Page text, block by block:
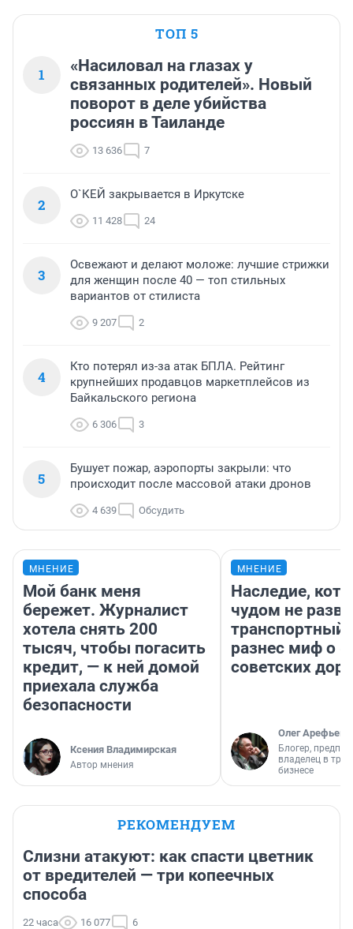
ТОП 5
1
«Насиловал на глазах у
связанных родителей». Новый
поворот в деле убийства
россиян в Таиланде
13 636 7
2
О`КЕЙ закрывается в Иркутске
11 428 24
3
Освежают и делают моложе: лучшие стрижки
для женщин после 40 — топ стильных
вариантов от стилиста
9 207 2
4
Кто потерял из-за атак БПЛА. Рейтинг
крупнейших продавцов маркетплейсов из
Байкальского региона
6 306 3
5
Бушует пожар, аэропорты закрыли: что
происходит после массовой атаки дронов
4 639 Обсудить
МНЕНИЕ
Мой банк меня
бережет. Журналист
хотела снять 200
тысяч, чтобы погасить
кредит, — к ней домой
приехала служба
безопасности
Ксения Владимирская
Автор мнения
МНЕНИЕ
Наследие,
чудом не
транспортный
разнес миф о
советских
Олег Арефьев
Блогер,
владелец в
бизнесе
РЕКОМЕНДУЕМ
Слизни атакуют: как спасти цветник
от вредителей — три копеечных
способа
22 часа 16 077 6